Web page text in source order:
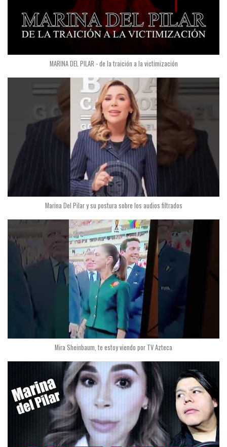
MARINA DEL PILAR - de la traición a la victimización
Marina Del Pilar y su postura sobre los audios filtrados
Mira Sheinbaum, te estoy viendo por TV Azteca